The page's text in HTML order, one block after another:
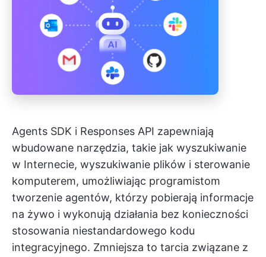
Agents SDK i Responses API zapewniają
wbudowane narzędzia, takie jak wyszukiwanie
w Internecie, wyszukiwanie plików i sterowanie
komputerem, umożliwiając programistom
tworzenie agentów, którzy pobierają informacje
na żywo i wykonują działania bez konieczności
stosowania niestandardowego kodu
integracyjnego. Zmniejsza to tarcia związane z